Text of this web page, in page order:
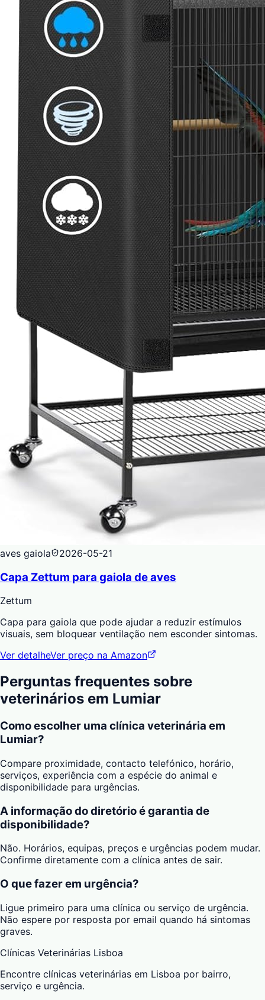
aves gaiola 2026-05-21
Capa Zettum para gaiola de aves
Zettum
Capa para gaiola que pode ajudar a reduzir estímulos
visuais, sem bloquear ventilação nem esconder sintomas.
Ver detalheVer preço na Amazon
Perguntas frequentes sobre
veterinários em Lumiar
Como escolher uma clínica veterinária em
Lumiar?
Compare proximidade, contacto telefónico, horário,
serviços, experiência com a espécie do animal e
disponibilidade para urgências.
A informação do diretório é garantia de
disponibilidade?
Não. Horários, equipas, preços e urgências podem mudar.
Confirme diretamente com a clínica antes de sair.
O que fazer em urgência?
Ligue primeiro para uma clínica ou serviço de urgência.
Não espere por resposta por email quando há sintomas
graves.
Clínicas Veterinárias Lisboa
Encontre clínicas veterinárias em Lisboa por bairro,
serviço e urgência.